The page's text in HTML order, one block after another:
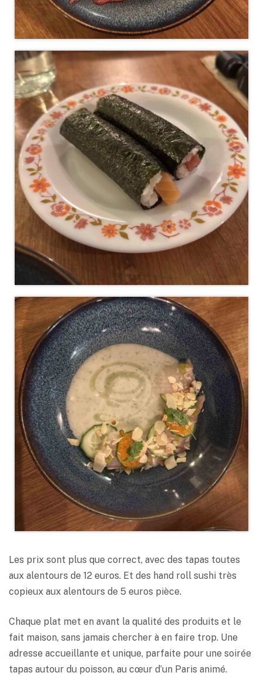
Les prix sont plus que correct, avec des tapas toutes
aux alentours de 12 euros. Et des hand roll sushi très
copieux aux alentours de 5 euros pièce.
Chaque plat met en avant la qualité des produits et le
fait maison, sans jamais chercher à en faire trop. Une
adresse accueillante et unique, parfaite pour une soirée
tapas autour du poisson, au cœur d’un Paris animé.